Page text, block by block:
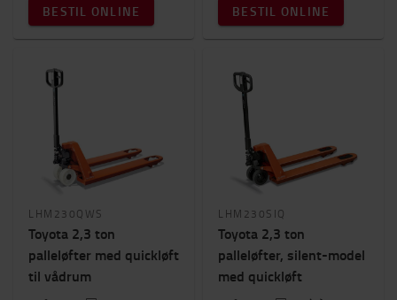
BESTIL ONLINE BESTIL ONLINE
LHM230QWS
Toyota 2,3 ton
palleløfter med quickløft
til vådrum
LHM230SIQ
Toyota 2,3 ton
palleløfter, silent-model
med quickløft